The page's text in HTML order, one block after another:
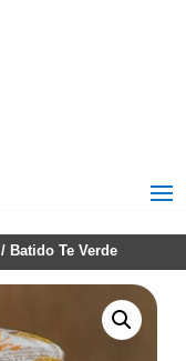
/ Batido Te Verde